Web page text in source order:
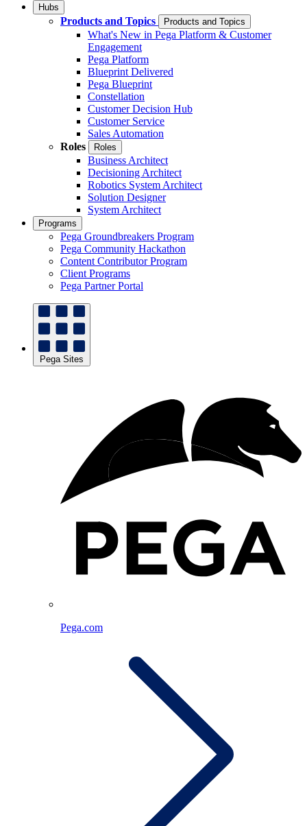
Hubs
Products and Topics Products and Topics
What's New in Pega Platform & Customer
Engagement
Pega Platform
Blueprint Delivered
Pega Blueprint
Constellation
Customer Decision Hub
Customer Service
Sales Automation
Roles
Roles
Business Architect
Decisioning Architect
Robotics System Architect
Solution Designer
System Architect
Programs
Pega Groundbreakers Program
Pega Community Hackathon
Content Contributor Program
Client Programs
Pega Partner Portal
Pega Sites
Pega.com